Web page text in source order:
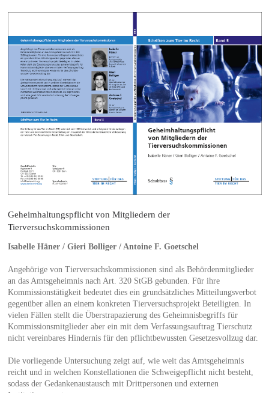
Geheimhaltungspflicht von Mitgliedern der
Tierversuchskommissionen
Isabelle Häner / Gieri Bolliger / Antoine F. Goetschel
Angehörige von Tierversuchskommissionen sind als Behördenmitglieder
an das Amtsgeheimnis nach Art. 320 StGB gebunden. Für ihre
Kommissionstätigkeit bedeutet dies ein grundsätzliches Mitteilungsverbot
gegenüber allen an einem konkreten Tierversuchsprojekt Beteiligten. In
vielen Fällen stellt die Überstrapazierung des Geheimnisbegriffs für
Kommissionsmitglieder aber ein mit dem Verfassungsauftrag Tierschutz
nicht vereinbares Hindernis für den pflichtbewussten Gesetzesvollzug dar.
Die vorliegende Untersuchung zeigt auf, wie weit das Amtsgeheimnis
reicht und in welchen Konstellationen die Schweigepflicht nicht besteht,
sodass der Gedankenaustausch mit Drittpersonen und externen